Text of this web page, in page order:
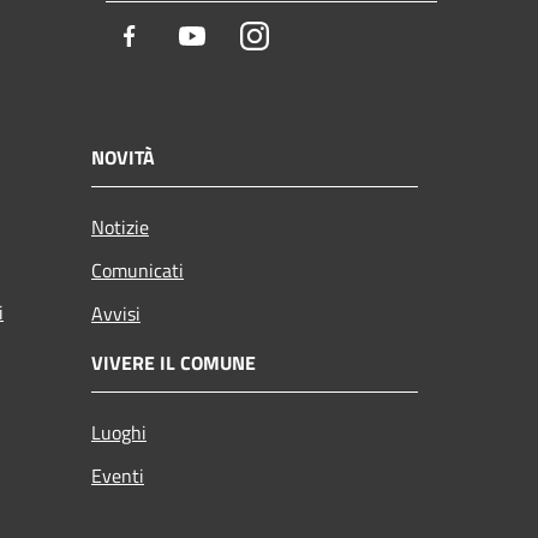
Facebook YoutubeInstagram
NOVITÀ
Notizie
Comunicati
Avvisi
VIVERE IL COMUNE
Luoghi
Eventi